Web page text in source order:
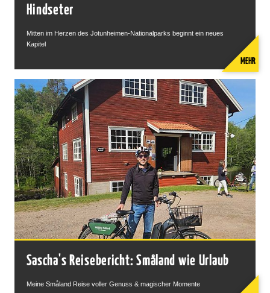
Hindseter
Mitten im Herzen des Jotunheimen-Nationalparks beginnt ein neues
Kapitel
MEHR
Sascha's Reisebericht: Småland wie Urlaub
Meine Småland Reise voller Genuss & magischer Momente